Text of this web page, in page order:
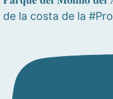
de la costa de la